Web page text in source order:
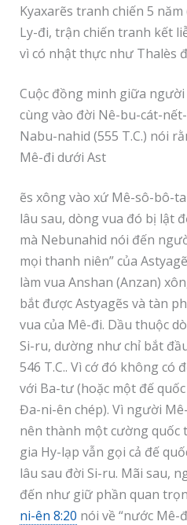
Kyaxarẽs tranh chiến 5
Ly-đi, trận chiến tranh kết
vì có nhật thực như Thalès
Cuộc đồng minh giữa
cùng vào đời Nê-bu-cát-
Nabu-nahid (555 T.C.) nói
Mê-đi dưới Ast
ẽs xông vào xứ Mê-sô-bô-
lâu sau, dòng vua đó bị lật
mà Nebunahid nói đến
mọi thanh niên” của
làm vua Anshan (Anzan)
bắt được Astyagẽs và tàn
vua của Mê-đi. Dầu thuộc
Si-ru, dường như chỉ bắt
546 T.C.. Vì cớ đó không có
với Ba-tư (hoặc một đế
Đa-ni-ên chép). Vì người
nên thành một cường quốc
gia Hy-lạp vẫn gọi cả đế
lâu sau đời Si-ru. Mãi sau,
đến như giữ phần quan
ni-ên 8:20 nói về “nước Mê-